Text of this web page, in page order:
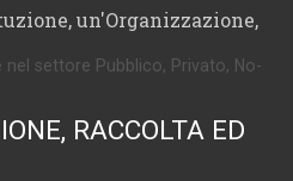
un'Organizzazione,
settore Pubblico, Privato, No-
RACCOLTA ED